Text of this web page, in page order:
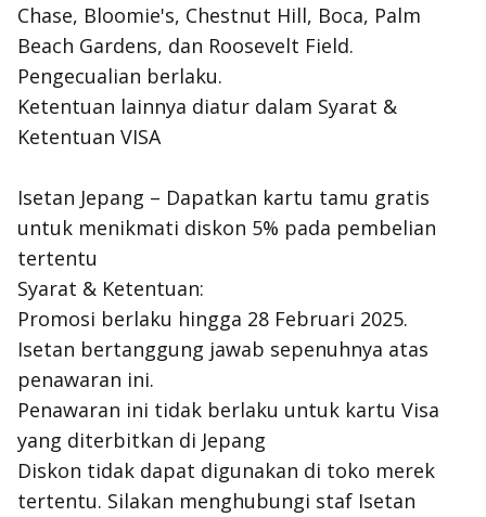
Chase, Bloomie's, Chestnut Hill, Boca, Palm
Beach Gardens, dan Roosevelt Field.
Pengecualian berlaku.
Ketentuan lainnya diatur dalam Syarat &
Ketentuan VISA
Isetan Jepang – Dapatkan kartu tamu gratis
untuk menikmati diskon 5% pada pembelian
tertentu
Syarat & Ketentuan:
Promosi berlaku hingga 28 Februari 2025.
Isetan bertanggung jawab sepenuhnya atas
penawaran ini.
Penawaran ini tidak berlaku untuk kartu Visa
yang diterbitkan di Jepang
Diskon tidak dapat digunakan di toko merek
tertentu. Silakan menghubungi staf Isetan